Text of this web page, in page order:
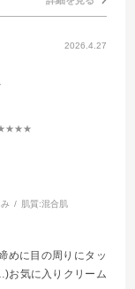
2026.4.27
肌質:混合肌
めに目の周りにタッ
お気に入りクリーム